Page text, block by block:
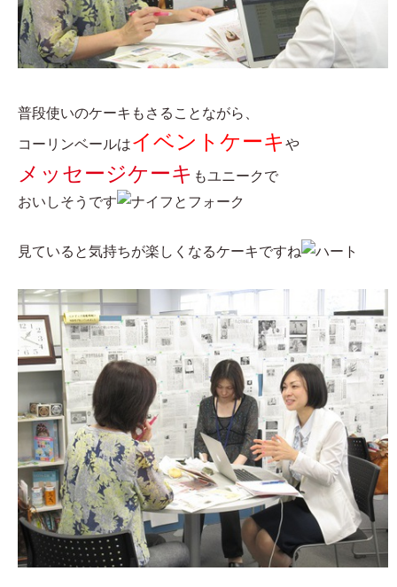
普段使いのケーキもさることながら、
コーリンベールはイベントケーキ や
メッセージケーキ もユニークで
おいしそうです
見ていると気持ちが楽しくなるケーキですね